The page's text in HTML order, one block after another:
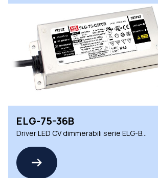
ELG-75-36B
Driver LED CV dimmerabili serie ELG-B